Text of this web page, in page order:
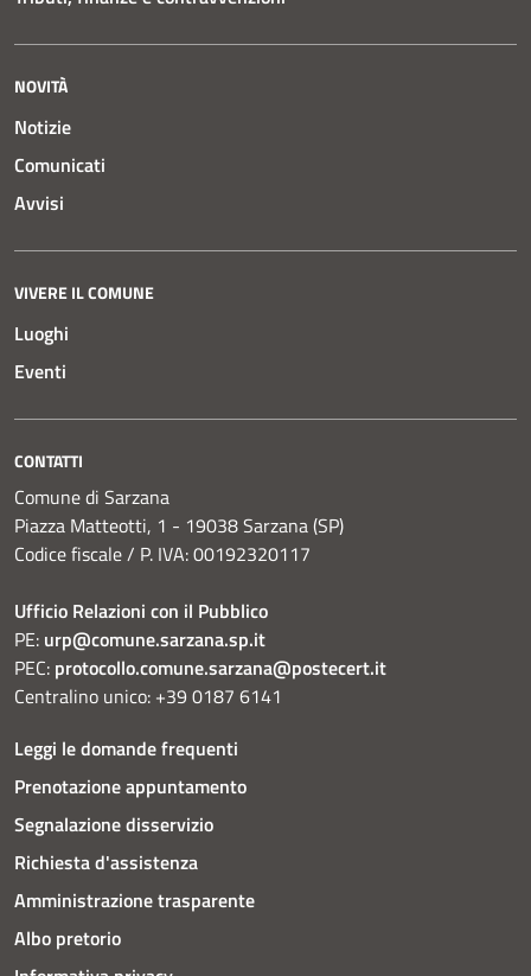
NOVITÀ
Notizie
Comunicati
Avvisi
VIVERE IL COMUNE
Luoghi
Eventi
CONTATTI
Comune di Sarzana
Piazza Matteotti, 1 - 19038 Sarzana (SP)
Codice fiscale / P. IVA: 00192320117
Ufficio Relazioni con il Pubblico
PE: urp@comune.sarzana.sp.it
PEC: protocollo.comune.sarzana@postecert.it
Centralino unico: +39 0187 6141
Leggi le domande frequenti
Prenotazione appuntamento
Segnalazione disservizio
Richiesta d'assistenza
Amministrazione trasparente
Albo pretorio